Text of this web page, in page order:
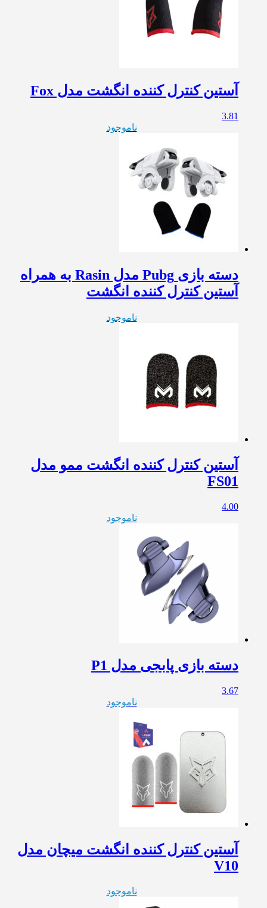
آستین کنترل کننده انگشت مدل Fox
3.81
ناموجود
دسته بازی Pubg مدل Rasin به همراه
آستین کنترل کننده انگشت
ناموجود
آستین کنترل کننده انگشت ممو مدل
FS01
4.00
ناموجود
دسته بازی پابجی مدل P1
3.67
ناموجود
آستین کنترل کننده انگشت میچان مدل
V10
ناموجود